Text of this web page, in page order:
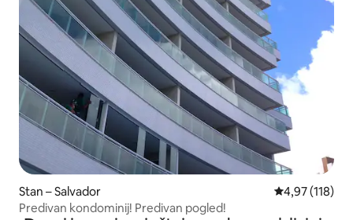
Stan – Salvador Prosječna
4,97 (118)
Predivan kondominij! Predivan pogled!